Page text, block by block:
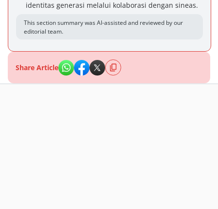
identitas generasi melalui kolaborasi dengan sineas.
This section summary was AI-assisted and reviewed by our
editorial team.
Share Article